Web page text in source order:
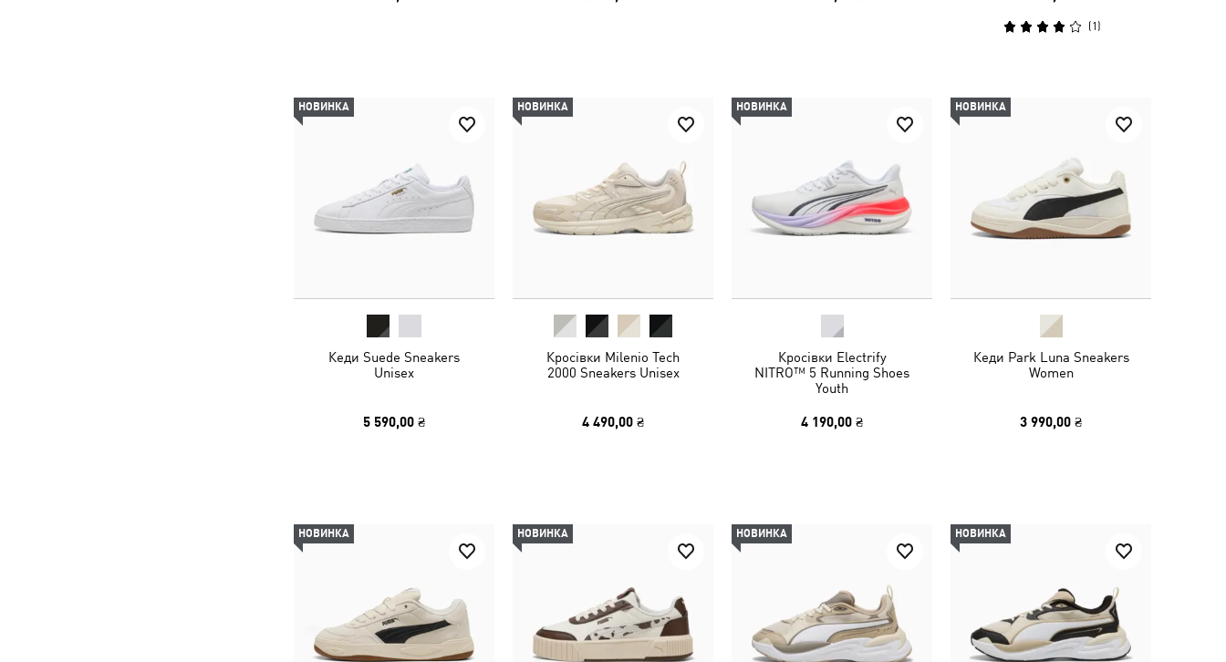
(1 )
НОВИНКА
Кеди Suede Sneakers
Unisex
5 590,00 ₴
НОВИНКА
Кросівки Milenio Tech
2000 Sneakers Unisex
4 490,00 ₴
НОВИНКА
Кросівки Electrify
NITRO™ 5 Running Shoes
Youth
4 190,00 ₴
НОВИНКА
Кеди Park Luna Sneakers
Women
3 990,00 ₴
НОВИНКА НОВИНКА НОВИНКА НОВИНКА